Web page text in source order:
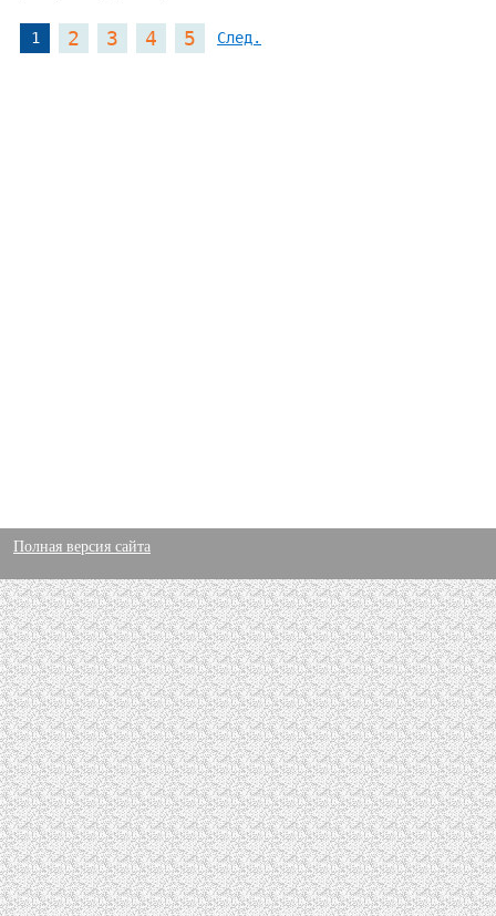
1 2 3 4 5 След.
Полная версия сайта